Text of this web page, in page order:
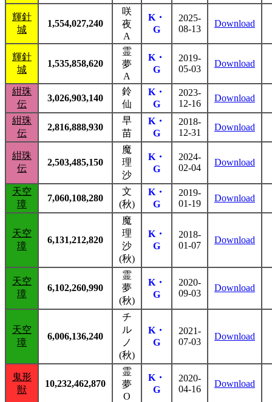
輝針
城
1,554,027,240
咲
夜
A
K・
G
2025-
08-13
Download
輝針
城
1,535,858,620
霊
夢
A
K・
G
2019-
05-03
Download
紺珠
伝
3,026,903,140
鈴
仙
K・
G
2023-
12-16
Download
紺珠
伝
2,816,888,930
早
苗
K・
G
2018-
12-31
Download
紺珠
伝
2,503,485,150
魔
理
沙
K・
G
2024-
02-04
Download
天空
璋
7,060,108,280
文
(秋)
K・
G
2019-
01-19
Download
天空
璋
6,131,212,820
魔
理
沙
(秋)
K・
G
2018-
01-07
Download
天空
璋
6,102,260,990
霊
夢
(秋)
K・
G
2020-
09-03
Download
天空
璋
6,006,136,240
チ
ル
ノ
(秋)
K・
G
2021-
07-03
Download
鬼形
獣
10,232,462,870
霊
夢
O
K・
G
2020-
04-16
Download